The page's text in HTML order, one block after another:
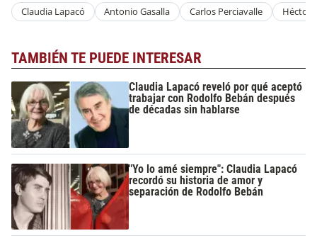
Claudia Lapacó Antonio Gasalla Carlos Perciavalle Héctor
TAMBIÉN TE PUEDE INTERESAR
Claudia Lapacó reveló por qué aceptó
trabajar con Rodolfo Bebán después
de décadas sin hablarse
"Yo lo amé siempre": Claudia Lapacó
recordó su historia de amor y
separación de Rodolfo Bebán